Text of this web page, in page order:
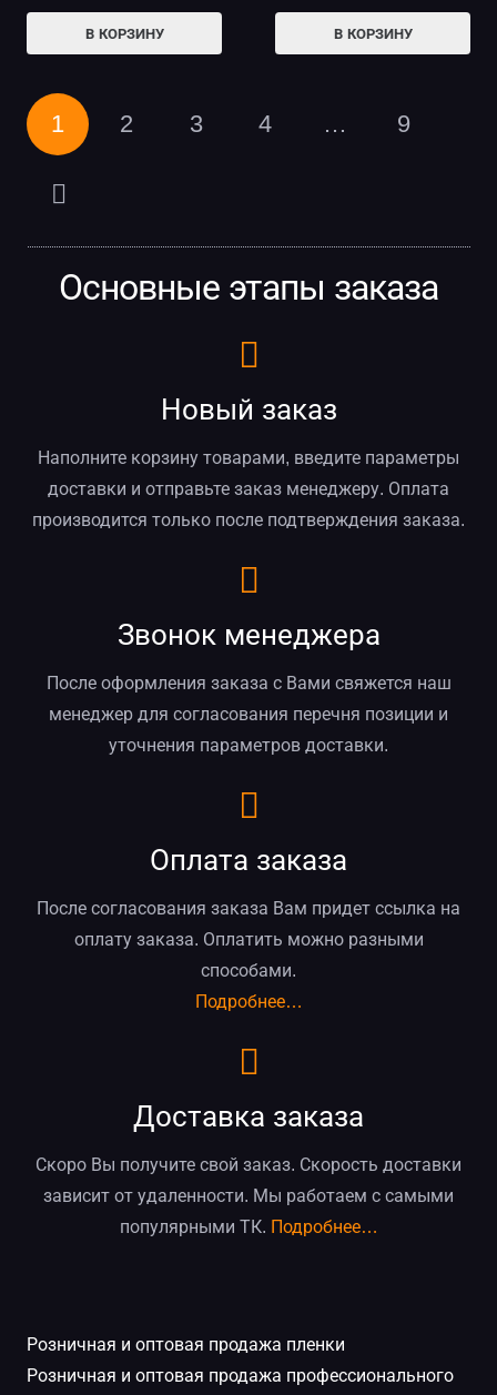
В КОРЗИНУ В КОРЗИНУ
1 2 3 4 … 9
Основные этапы заказа
Новый заказ
Наполните корзину товарами, введите параметры
доставки и отправьте заказ менеджеру. Оплата
производится только после подтверждения заказа.
Звонок менеджера
После оформления заказа с Вами свяжется наш
менеджер для согласования перечня позиции и
уточнения параметров доставки.
Оплата заказа
После согласования заказа Вам придет ссылка на
оплату заказа. Оплатить можно разными
способами.
Подробнее…
Доставка заказа
Скоро Вы получите свой заказ. Скорость доставки
зависит от удаленности. Мы работаем с самыми
популярными ТК. Подробнее…
Розничная и оптовая продажа пленки
Розничная и оптовая продажа профессионального